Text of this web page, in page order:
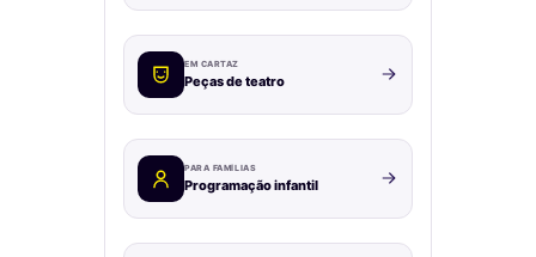
EM CARTAZ
Peças de teatro
PARA FAMÍLIAS
Programação infantil